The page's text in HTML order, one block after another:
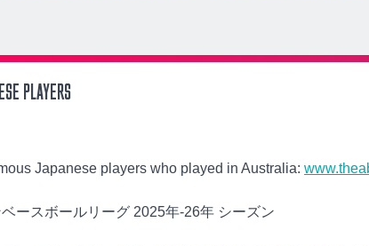
PLAYERS
Japanese players who played in Australia:
ースボールリーグ 2025年-26年 シーズン